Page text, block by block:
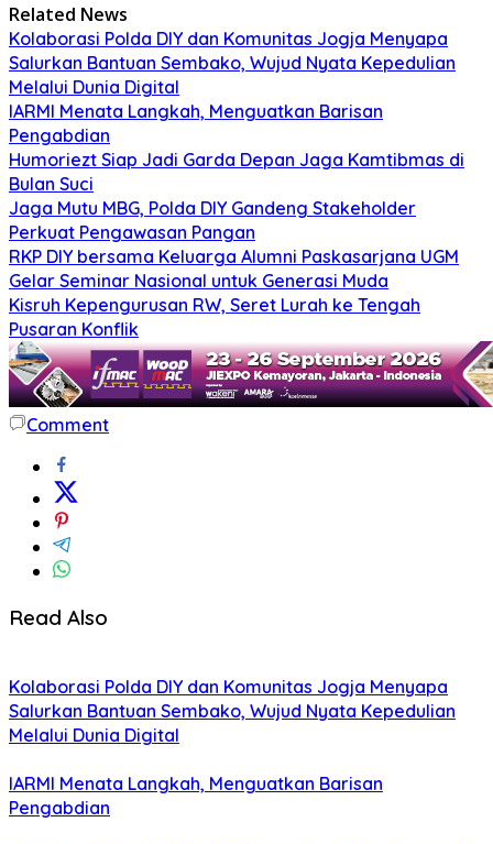
Related News
Kolaborasi Polda DIY dan Komunitas Jogja Menyapa
Salurkan Bantuan Sembako, Wujud Nyata Kepedulian
Melalui Dunia Digital
IARMI Menata Langkah, Menguatkan Barisan
Pengabdian
Humoriezt Siap Jadi Garda Depan Jaga Kamtibmas di
Bulan Suci
Jaga Mutu MBG, Polda DIY Gandeng Stakeholder
Perkuat Pengawasan Pangan
RKP DIY bersama Keluarga Alumni Paskasarjana UGM
Gelar Seminar Nasional untuk Generasi Muda
Kisruh Kepengurusan RW, Seret Lurah ke Tengah
Pusaran Konflik
Comment
Read Also
Kolaborasi Polda DIY dan Komunitas Jogja Menyapa
Salurkan Bantuan Sembako, Wujud Nyata Kepedulian
Melalui Dunia Digital
IARMI Menata Langkah, Menguatkan Barisan
Pengabdian